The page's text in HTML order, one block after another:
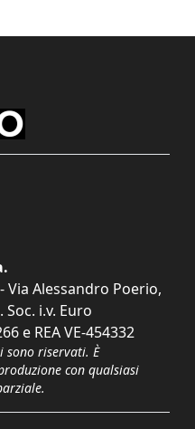
Via Alessandro Poerio,
Soc. i.v. Euro
e REA VE-454332
riservati. È
con qualsiasi